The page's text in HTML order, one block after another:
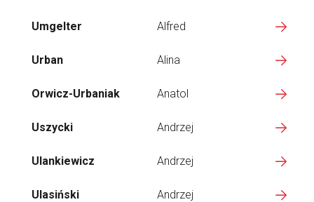
Umgelter Alfred
Urban Alina
Orwicz-Urbaniak Anatol
Uszycki Andrzej
Ulankiewicz Andrzej
Ulasiński Andrzej